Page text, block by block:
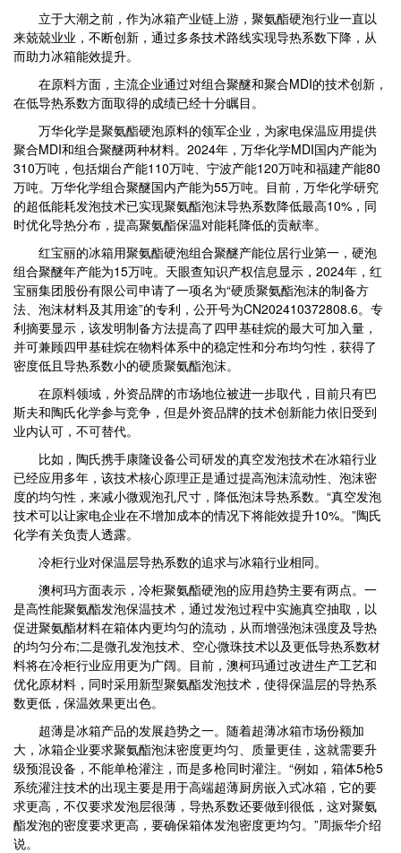
立于大潮之前，作为冰箱产业链上游，聚氨酯硬泡行业一直以
来兢兢业业，不断创新，通过多条技术路线实现导热系数下降，从
而助力冰箱能效提升。
在原料方面，主流企业通过对组合聚醚和聚合MDI的技术创新，
在低导热系数方面取得的成绩已经十分瞩目。
万华化学是聚氨酯硬泡原料的领军企业，为家电保温应用提供
聚合MDI和组合聚醚两种材料。2024年，万华化学MDI国内产能为
310万吨，包括烟台产能110万吨、宁波产能120万吨和福建产能80
万吨。万华化学组合聚醚国内产能为55万吨。目前，万华化学研究
的超低能耗发泡技术已实现聚氨酯泡沫导热系数降低最高10%，同
时优化导热分布，提高聚氨酯保温对能耗降低的贡献率。
红宝丽的冰箱用聚氨酯硬泡组合聚醚产能位居行业第一，硬泡
组合聚醚年产能为15万吨。天眼查知识产权信息显示，2024年，红
宝丽集团股份有限公司申请了一项名为“硬质聚氨酯泡沫的制备方
法、泡沫材料及其用途”的专利，公开号为CN202410372808.6。专
利摘要显示，该发明制备方法提高了四甲基硅烷的最大可加入量，
并可兼顾四甲基硅烷在物料体系中的稳定性和分布均匀性，获得了
密度低且导热系数小的硬质聚氨酯泡沫。
在原料领域，外资品牌的市场地位被进一步取代，目前只有巴
斯夫和陶氏化学参与竞争，但是外资品牌的技术创新能力依旧受到
业内认可，不可替代。
比如，陶氏携手康隆设备公司研发的真空发泡技术在冰箱行业
已经应用多年，该技术核心原理正是通过提高泡沫流动性、泡沫密
度的均匀性，来减小微观泡孔尺寸，降低泡沫导热系数。“真空发泡
技术可以让家电企业在不增加成本的情况下将能效提升10%。”陶氏
化学有关负责人透露。
冷柜行业对保温层导热系数的追求与冰箱行业相同。
澳柯玛方面表示，冷柜聚氨酯硬泡的应用趋势主要有两点。一
是高性能聚氨酯发泡保温技术，通过发泡过程中实施真空抽取，以
促进聚氨酯材料在箱体内更均匀的流动，从而增强泡沫强度及导热
的均匀分布;二是微孔发泡技术、空心微珠技术以及更低导热系数材
料将在冷柜行业应用更为广阔。目前，澳柯玛通过改进生产工艺和
优化原材料，同时采用新型聚氨酯发泡技术，使得保温层的导热系
数更低，保温效果更出色。
超薄是冰箱产品的发展趋势之一。随着超薄冰箱市场份额加
大，冰箱企业要求聚氨酯泡沫密度更均匀、质量更佳，这就需要升
级预混设备，不能单枪灌注，而是多枪同时灌注。“例如，箱体5枪5
系统灌注技术的出现主要是用于高端超薄厨房嵌入式冰箱，它的要
求更高，不仅要求发泡层很薄，导热系数还要做到很低，这对聚氨
酯发泡的密度要求更高，要确保箱体发泡密度更均匀。”周振华介绍
说。